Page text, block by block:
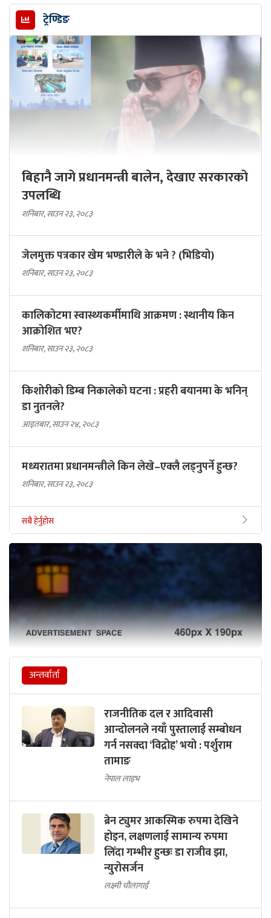
ट्रेण्डिङ
बिहानै जागे प्रधानमन्त्री बालेन, देखाए सरकारकाे
उपलब्धि
शनिबार, साउन २३, २०८३
जेलमुक्त पत्रकार खेम भण्डारीले के भने ? (भिडियो)
शनिबार, साउन २३, २०८३
कालिकोटमा स्वास्थ्यकर्मीमाथि आक्रमण : स्थानीय किन
आक्रोशित भए?
शनिबार, साउन २३, २०८३
किशोरीको डिम्ब निकालेको घटना : प्रहरी बयानमा के भनिन्
डा नुतनले?
आइतबार, साउन २४, २०८३
मध्यरातमा प्रधानमन्त्रीले किन लेखे–एक्लै लड्नुपर्ने हुन्छ?
शनिबार, साउन २३, २०८३
सबै हेर्नुहोस
अन्तर्वार्ता
राजनीतिक दल र आदिवासी
आन्दोलनले नयाँ पुस्तालाई सम्बोधन
गर्न नसक्दा ‘विद्रोह’ भयो : पर्शुराम
तामाङ
नेपाल लाइभ
ब्रेन ट्युमर आकस्मिक रुपमा देखिने
होइन, लक्षणलाई सामान्य रुपमा
लिँदा गम्भीर हुन्छः डा राजीव झा,
न्युरोसर्जन
लक्ष्मी चौलागाईं